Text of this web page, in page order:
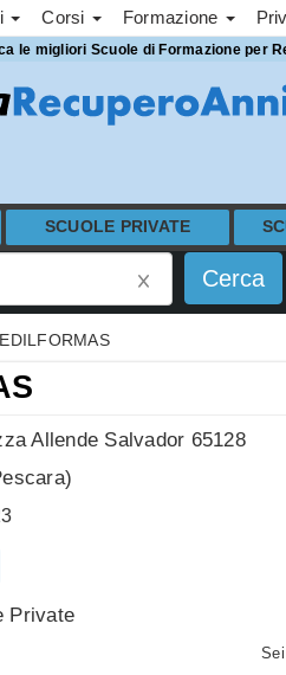
Corsi Formazione
le migliori Scuole di Formazione per
SCUOLE PRIVATE
EDILFORMAS
Allende Salvador 65128
)
Private